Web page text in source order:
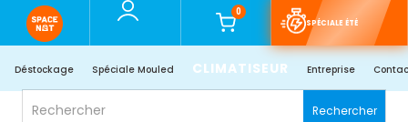
0
SPÉCIALE ÉTÉ
Déstockage Spéciale Mouled CLIMATISEUR Entreprise
Rechercher